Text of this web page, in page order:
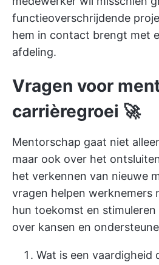
functieoverschrijdende
hem in contact brengt met
afdeling.
Vragen voor
carrièregroei 🚀
Mentorschap gaat niet
maar ook over het
het verkennen van nieuwe
vragen helpen werknemers
hun toekomst en
over kansen en
Wat is een vaardigheid